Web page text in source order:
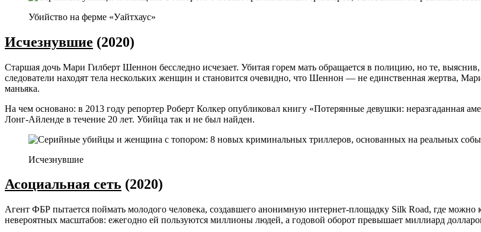
Убийство на ферме «Уайтхаус»
Исчезнувшие (2020)
Старшая дочь Мари Гилберт Шеннон бесследно исчезает. Убитая горем мать обращается в полицию, но те,
следователи находят тела нескольких женщин и становится очевидно, что Шеннон — не единственная жертва,
маньяка.
На чем основано: в 2013 году репортер ​​Роберт Колкер опубликовал книгу «Потерянные девушки: неразгаданная
Лонг-Айленде в течение 20 лет. Убийца так и не был найден.
Исчезнувшие
Асоциальная сеть (2020)
Агент ФБР пытается поймать молодого человека, создавшего анонимную интернет-площадку Silk Road, где можно
невероятных масштабов: ежегодно ей пользуются миллионы людей, а годовой оборот превышает миллиард